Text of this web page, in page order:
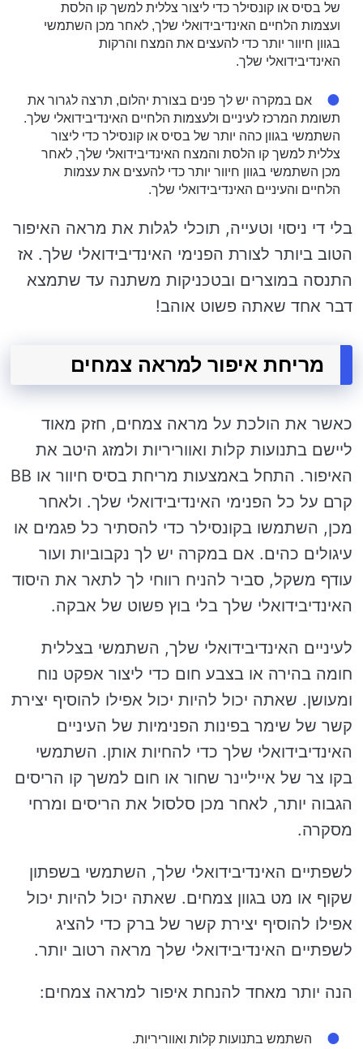
של בסיס או קונסילר כדי ליצור צללית למשך קו הלסת
ועצמות הלחיים האינדיבידואלי שלך, לאחר מכן השתמשי
בגוון חיוור יותר כדי להעצים את המצח והרקות
האינדיבידואלי שלך.
אם במקרה יש לך פנים בצורת יהלום, תרצה לגרור את
תשומת המרכז לעיניים ולעצמות הלחיים האינדיבידואלי שלך.
השתמשי בגוון כהה יותר של בסיס או קונסילר כדי ליצור
צללית למשך קו הלסת והמצח האינדיבידואלי שלך, לאחר
מכן השתמשי בגוון חיוור יותר כדי להעצים את עצמות
הלחיים והעיניים האינדיבידואלי שלך.
בלי די ניסוי וטעייה, תוכלי לגלות את מראה האיפור
הטוב ביותר לצורת הפנימי האינדיבידואלי שלך. אז
התנסה במוצרים ובטכניקות משתנה עד שתמצא
דבר אחד שאתה פשוט אוהב!
מריחת איפור למראה צמחים
כאשר את הולכת על מראה צמחים, חזק מאוד
ליישם בתנועות קלות ואווריריות ולמזג היטב את
האיפור. התחל באמצעות מריחת בסיס חיוור או BB
קרם על כל הפנימי האינדיבידואלי שלך. ולאחר
מכן, השתמשו בקונסילר כדי להסתיר כל פגמים או
עיגולים כהים. אם במקרה יש לך נקבוביות ועור
עודף משקל, סביר להניח רווחי לך לתאר את היסוד
האינדיבידואלי שלך בלי בוץ פשוט של אבקה.
לעיניים האינדיבידואלי שלך, השתמשי בצללית
חומה בהירה או בצבע חום כדי ליצור אפקט נוח
ומעושן. שאתה יכול להיות יכול אפילו להוסיף יצירת
קשר של שימר בפינות הפנימיות של העיניים
האינדיבידואלי שלך כדי להחיות אותן. השתמשי
בקו צר של אייליינר שחור או חום למשך קו הריסים
הגבוה יותר, לאחר מכן סלסול את הריסים ומרחי
מסקרה.
לשפתיים האינדיבידואלי שלך, השתמשי בשפתון
שקוף או מט בגוון צמחים. שאתה יכול להיות יכול
אפילו להוסיף יצירת קשר של ברק כדי להציג
לשפתיים האינדיבידואלי שלך מראה רטוב יותר.
הנה יותר מאחד להנחת איפור למראה צמחים:
השתמש בתנועות קלות ואווריריות.